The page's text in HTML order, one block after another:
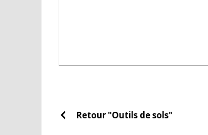
Retour "Outils de sols"